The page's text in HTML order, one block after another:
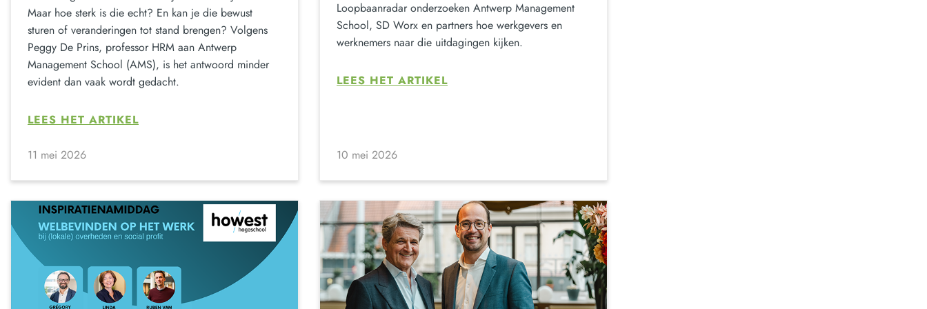
Maar hoe sterk is die echt? En kan je die bewust
sturen of veranderingen tot stand brengen? Volgens
Peggy De Prins, professor HRM aan Antwerp
Management School (AMS), is het antwoord minder
evident dan vaak wordt gedacht.
LEES HET ARTIKEL
11 mei 2026
Loopbaanradar onderzoeken Antwerp Management
School, SD Worx en partners hoe werkgevers en
werknemers naar die uitdagingen kijken.
LEES HET ARTIKEL
10 mei 2026